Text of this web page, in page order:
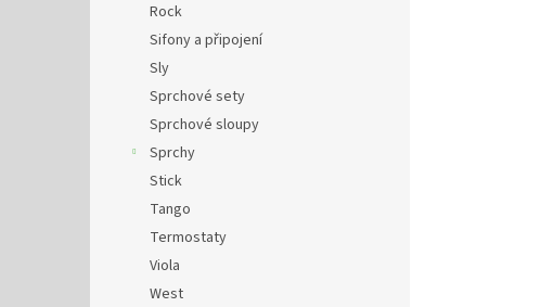
Rock
Sifony a připojení
Sly
Sprchové sety
Sprchové sloupy
Sprchy
Stick
Tango
Termostaty
Viola
West